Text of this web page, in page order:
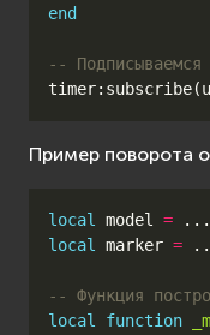
end
--
timer: subscribe(
Пример поворота
local model =
...
local marker =
-- Функция
local
function